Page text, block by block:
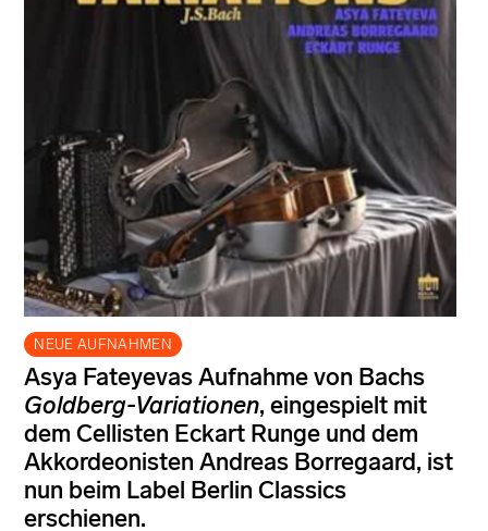
NEUE AUFNAHMEN
Asya Fateyevas Aufnahme von Bachs
Goldberg-Variationen, eingespielt mit
dem Cellisten Eckart Runge und dem
Akkordeonisten Andreas Borregaard, ist
nun beim Label Berlin Classics
erschienen.